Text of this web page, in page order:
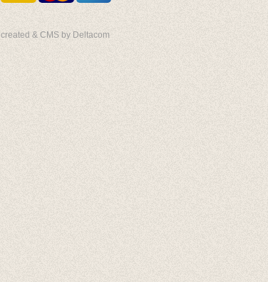
created & CMS by Deltacom